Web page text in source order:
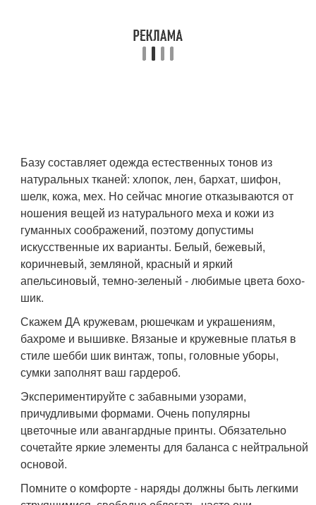
Базу составляет одежда естественных тонов из
натуральных тканей: хлопок, лен, бархат, шифон,
шелк, кожа, мех. Но сейчас многие отказываются от
ношения вещей из натурального меха и кожи из
гуманных соображений, поэтому допустимы
искусственные их варианты. Белый, бежевый,
коричневый, земляной, красный и яркий
апельсиновый, темно-зеленый - любимые цвета бохо-
шик.
Скажем ДА кружевам, рюшечкам и украшениям,
бахроме и вышивке. Вязаные и кружевные платья в
стиле шебби шик винтаж, топы, головные уборы,
сумки заполнят ваш гардероб.
Экспериментируйте с забавными узорами,
причудливыми формами. Очень популярны
цветочные или авангардные принты. Обязательно
сочетайте яркие элементы для баланса с нейтральной
основой.
Помните о комфорте - наряды должны быть легкими